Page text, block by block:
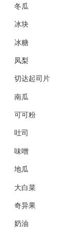
冬瓜
冰块
冰糖
凤梨
切达起司片
南瓜
可可粉
吐司
味噌
地瓜
大白菜
奇异果
奶油